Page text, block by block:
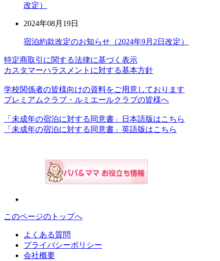
改定）
2024年08月19日
宿泊約款改定のお知らせ（2024年9月2日改定）
特定商取引に関する法律に基づく表示
カスタマーハラスメントに対する基本方針
学校関係者の皆様向けの資料をご用意しております
プレミアムクラブ・ルミエールクラブの皆様へ
「未成年の宿泊に対する同意書」日本語版はこちら
「未成年の宿泊に対する同意書」英語版はこちら
このページのトップへ
よくある質問
プライバシーポリシー
会社概要